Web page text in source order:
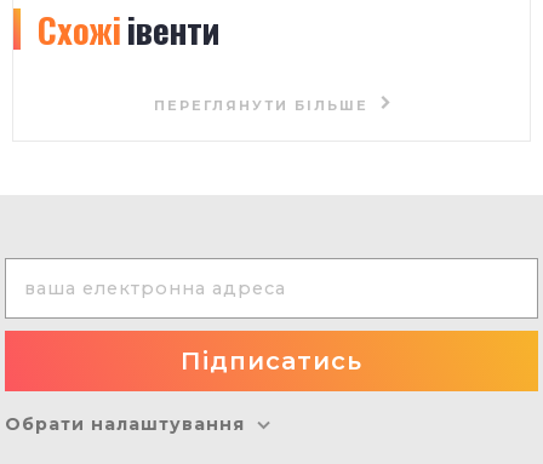
Схожіівенти
ПЕРЕГЛЯНУТИ БІЛЬШЕ
Обрати налаштування